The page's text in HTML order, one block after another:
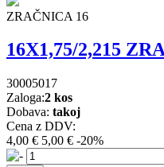
ZRAČNICA 16
16X1,75/2,215
30005017
Zaloga:2 kos
Dobava: takoj
Cena z DDV:
4,00 € 5,00 € -20%